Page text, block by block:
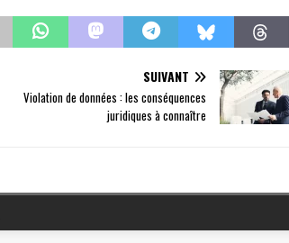
SUIVANT
Violation de données : les conséquences
juridiques à connaître